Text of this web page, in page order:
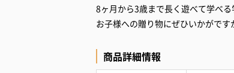
8ヶ月から3歳まで長く遊べて学べる
お子様への贈り物にぜひいかがです
商品詳細情報